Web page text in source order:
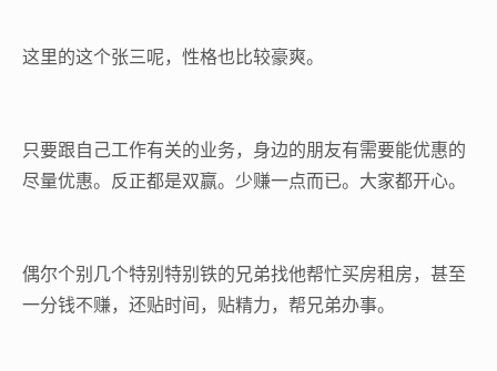
这里的这个张三呢，性格也比较豪爽。
只要跟自己工作有关的业务，身边的朋友有需要能优惠的
尽量优惠。反正都是双赢。少赚一点而已。大家都开心。
偶尔个别几个特别特别铁的兄弟找他帮忙买房租房，甚至
一分钱不赚，还贴时间，贴精力，帮兄弟办事。